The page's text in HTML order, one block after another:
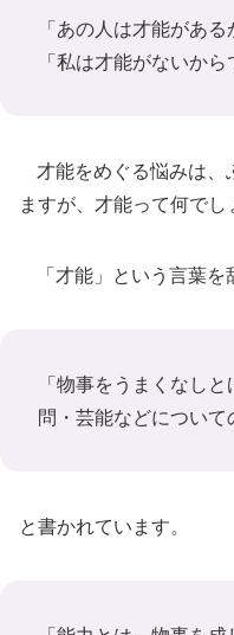
「あの人は才能がある
「私は才能がないから
才能をめぐる悩みは、
ますが、才能って何でし
「才能」という言葉を
「物事をうまくなし
問・芸能などについて
と書かれています。